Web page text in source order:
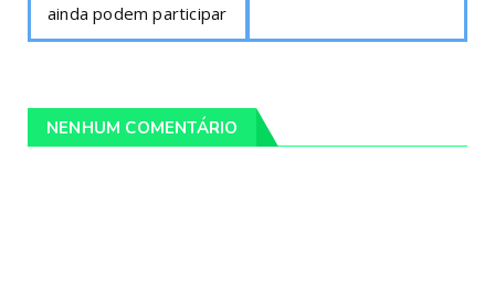
ainda podem participar
NENHUM COMENTÁRIO